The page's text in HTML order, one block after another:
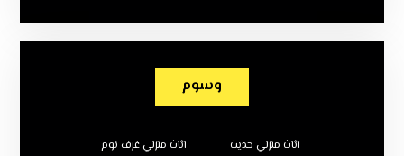
وسوم
اثاث منزلي حديث اثاث منزلي غرف نوم